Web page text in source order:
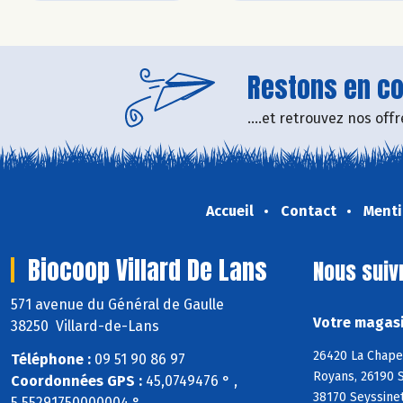
Restons en
....et retrouvez nos
Accueil Contact
Biocoop Villard De Lans
571 avenue du Général de Gaulle
38250 Villard-de-Lans
Téléphone : 09 51 90 86 97
Coordonnées GPS : 45,0749476 ° ,
Nous
Votre
26420 La
Royans, 26190
38170